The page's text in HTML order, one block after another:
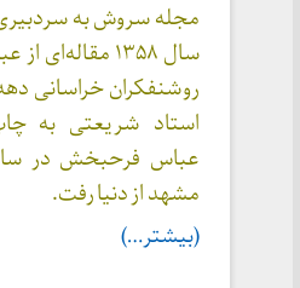
مجله سروش به
سال ۱۳۵۸
استاد شریعتی به
مشهد از دنیا رفت.
(بیشتر…)